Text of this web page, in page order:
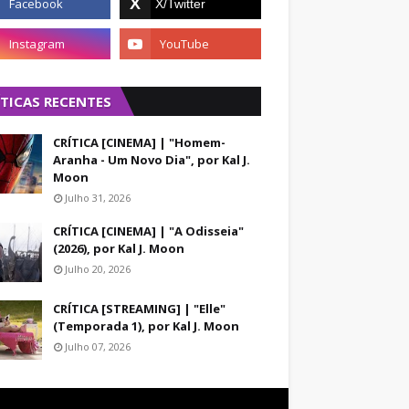
RECENTES
CRÍTICA [CINEMA] | "Homem-
Aranha - Um Novo Dia", por Kal J.
Moon
Julho 31, 2026
CRÍTICA [CINEMA] | "A Odisseia"
(2026), por Kal J. Moon
Julho 20, 2026
CRÍTICA [STREAMING] | "Elle"
(Temporada 1), por Kal J. Moon
Julho 07, 2026